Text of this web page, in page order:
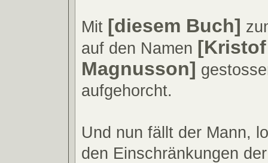
Mit [diesem Buch]
auf den Namen [Kristof
Magnusson]
aufgehorcht.
Und nun fällt der Mann,
den Einschränkungen der